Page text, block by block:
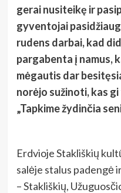
gerai nusiteikę ir
gyventojai
rudens darbai, kad
pargabenta į namus,
mėgautis dar
norėjo sužinoti, kas
„Tapkime žydinčia
Erdvioje Stakliškių
salėje stalus padengė
– Stakliškių,